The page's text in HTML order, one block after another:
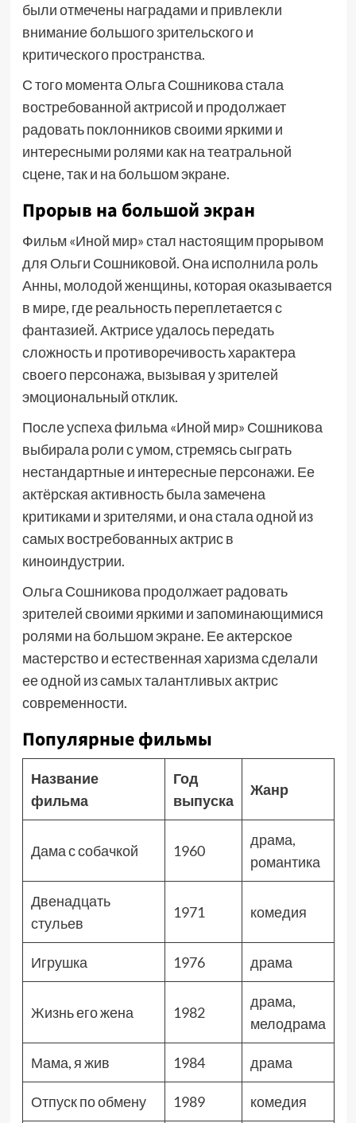
были отмечены наградами и привлекли
внимание большого зрительского и
критического пространства.
С того момента Ольга Сошникова стала
востребованной актрисой и продолжает
радовать поклонников своими яркими и
интересными ролями как на театральной
сцене, так и на большом экране.
Прорыв на большой экран
Фильм «Иной мир» стал настоящим прорывом
для Ольги Сошниковой. Она исполнила роль
Анны, молодой женщины, которая оказывается
в мире, где реальность переплетается с
фантазией. Актрисе удалось передать
сложность и противоречивость характера
своего персонажа, вызывая у зрителей
эмоциональный отклик.
После успеха фильма «Иной мир» Сошникова
выбирала роли с умом, стремясь сыграть
нестандартные и интересные персонажи. Ее
актёрская активность была замечена
критиками и зрителями, и она стала одной из
самых востребованных актрис в
киноиндустрии.
Ольга Сошникова продолжает радовать
зрителей своими яркими и запоминающимися
ролями на большом экране. Ее актерское
мастерство и естественная харизма сделали
ее одной из самых талантливых актрис
современности.
Популярные фильмы
Название
фильма
Год
выпуска
Жанр
Дама с собачкой 1960
драма,
романтика
Двенадцать
стульев
1971 комедия
Игрушка 1976 драма
Жизнь его жена 1982
драма,
мелодрама
Мама, я жив 1984 драма
Отпуск по обмену 1989 комедия